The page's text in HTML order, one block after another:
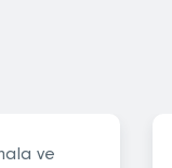
ve